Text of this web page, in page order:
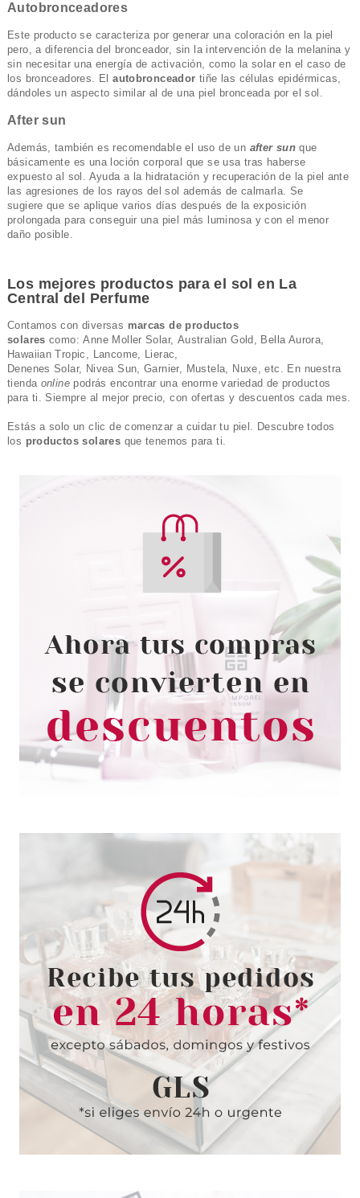
Autobronceadores
Este producto se caracteriza por generar una coloración en la piel
pero, a diferencia del bronceador, sin la intervención de la melanina y
sin necesitar una energía de activación, como la solar en el caso de
los bronceadores. Elautobronceadortiñe las células epidérmicas,
dándoles un aspecto similar al de una piel bronceada por el sol.
After sun
Además, también es recomendable el uso de un after sun que
básicamente es una loción corporal que se usa tras haberse
expuesto al sol. Ayuda a la hidratación y recuperación de la piel ante
las agresiones de los rayos del sol además de calmarla. Se
sugiere que se aplique varios días después de la exposición
prolongada para conseguir una piel más luminosa y con el menor
daño posible.
Los mejores productos para el sol en La
Central del Perfume
Contamos con diversas marcas de productos
solarescomo: Anne Moller Solar, Australian Gold, Bella Aurora,
Hawaiian Tropic, Lancome, Lierac,
Denenes Solar, Nivea Sun, Garnier, Mustela, Nuxe, etc. En nuestra
tienda online podrás encontrar una enorme variedad de productos
para ti. Siempre al mejor precio, con ofertas y descuentos cada mes.
Estás a solo un clic de comenzar a cuidar tu piel. Descubre todos
los productos solares que tenemos para ti.